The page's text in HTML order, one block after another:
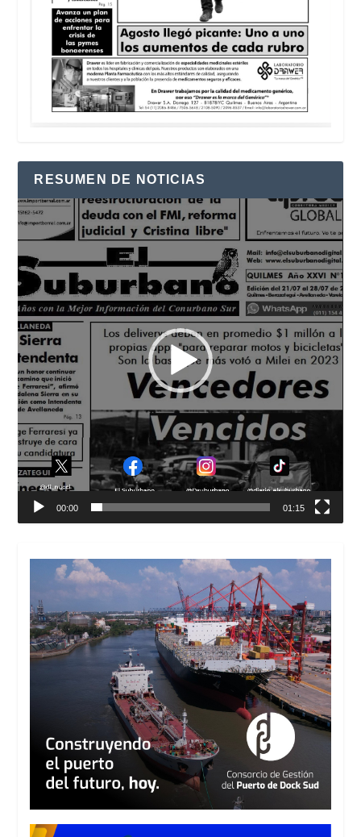
RESUMEN DE NOTICIAS
Reproductor
de
vídeo
00:00 01:15